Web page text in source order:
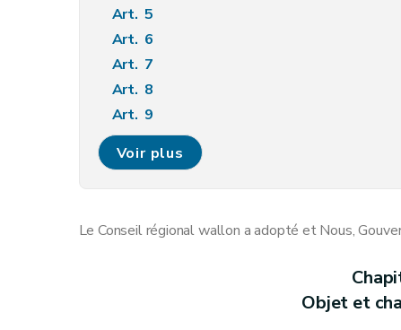
Art. 5
Art. 6
Art. 7
Art. 8
Art. 9
Art. 10
Art. 11
Chapitre II Modalités d'octroi et liquidation de
Voir plus
Le Conseil régional wallon a adopté et Nous,
Objet et